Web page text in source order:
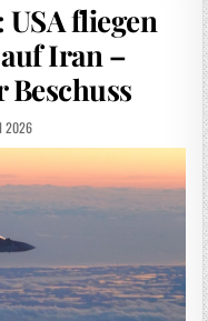
fliegen
Iran –
Beschuss
2026